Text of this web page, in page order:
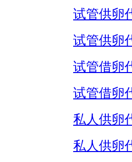
试管供卵
试管供卵
试管借卵
试管借卵
私人供卵
私人供卵